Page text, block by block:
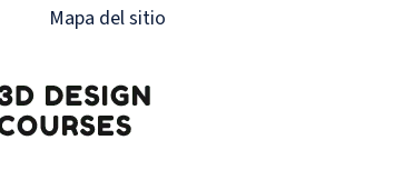
Mapa del sitio